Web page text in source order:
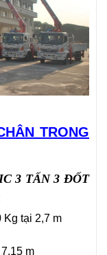
TRONG
3 TẤN 3 ĐỐT
tại 2,7 m
m